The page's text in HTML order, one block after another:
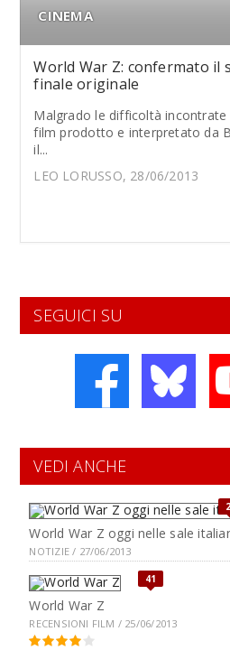
CINEMA
World War Z: confermato il
finale originale
Malgrado le difficoltà incontrate
film prodotto e interpretato da
il...
LEO LORUSSO, 28/06/2013
SEGUICI SU
VEDI ANCHE
World War Z oggi nelle sale
NOTIZIE / 27/06/2013
41
World War Z
RECENSIONI FILM / 25/06/2013